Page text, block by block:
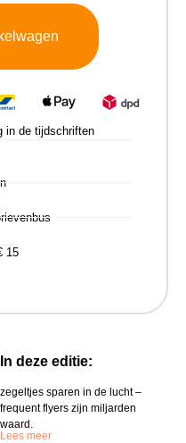
In deze editie:
zegeltjes sparen in de lucht –
frequent flyers zijn miljarden
waard.
Lees meer
in de tijdschriften
15